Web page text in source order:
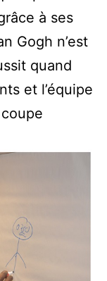
à ses
Gogh n’est
quand
et l’équipe